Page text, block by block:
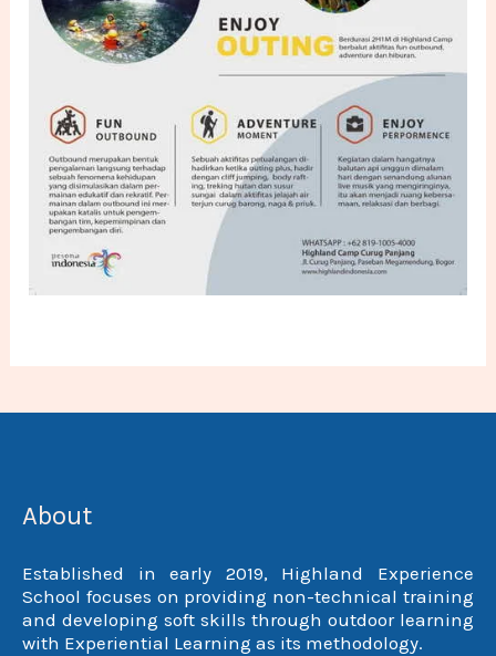
About
Established in early 2019, Highland Experience
School focuses on providing non-technical training
and developing soft skills through outdoor learning
with Experiential Learning as its methodology.